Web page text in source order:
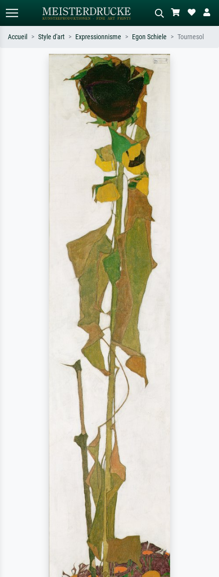
Recherche standard Recherche d'images IA
Recherchez par artiste, titre ou style –
ex. Monet, Nuit étoilée,
impressionnisme, vague de Hokusai,
Décrivez la scène – ex. prairie verte,
abstrait avec beaucoup de rouge,
tableau sombre, nu debout près d'un
Accueil Style d'art Expressionnisme Egon Schiele Tournesol